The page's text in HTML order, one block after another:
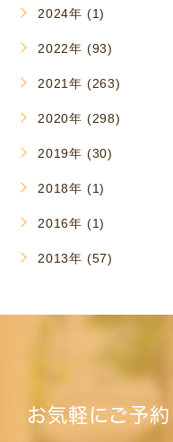
2024年 (1)
2022年 (93)
2021年 (263)
2020年 (298)
2019年 (30)
2018年 (1)
2016年 (1)
2013年 (57)
お気軽にご予